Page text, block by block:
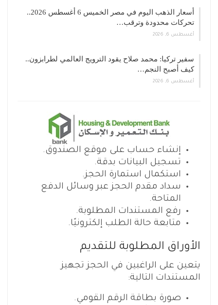
أسعار الذهب اليوم في مصر الخميس 6 أغسطس 2026..
تحركات محدودة وترقب…
أغسطس 6, 2026
سفير تركيا: محمد صلاح يقود الترويج العالمي لطرابزون..
كيف أصبح النجم…
أغسطس 6, 2026
إنشاء حساب على موقع الصندوق.
تسجيل البيانات بدقة.
استكمال استمارة الحجز.
سداد مقدم الحجز عبر وسائل الدفع
المتاحة.
رفع المستندات المطلوبة.
متابعة حالة الطلب إلكترونيًا.
الأوراق المطلوبة للتقديم
يتعين على الراغبين في الحجز تجهيز
المستندات التالية:
صورة بطاقة الرقم القومي.